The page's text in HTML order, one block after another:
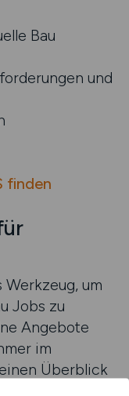
Bau
und
finden
um
Jobs zu
Angebote
im
Überblick